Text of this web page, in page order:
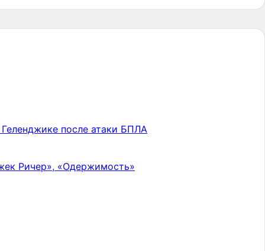
после атаки БПЛА
Ричер», «Одержимость»